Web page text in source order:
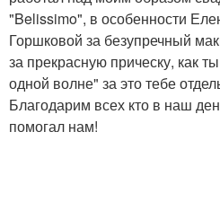
"Belissimo", в особенности
Горшковой за безупречный
за прекрасную прическу, как
одной волне" за это тебе
Благодарим всех кто в наш
помогал нам!